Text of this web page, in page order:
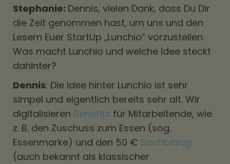
Stephanie: Dennis, vielen Dank, dass Du Dir
die Zeit genommen hast, um uns und den
Lesern Euer StartUp „Lunchio” vorzustellen.
Was macht Lunchio und welche Idee steckt
dahinter?
Dennis: Die Idee hinter Lunchio ist sehr
simpel und eigentlich bereits sehr alt. Wir
digitalisieren Benefits für Mitarbeitende, wie
z. B. den Zuschuss zum Essen (sog.
Essenmarke) und den 50 € Sachbezug
(auch bekannt als klassischer